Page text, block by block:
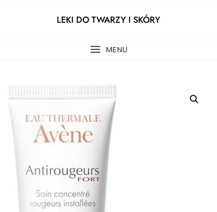
LEKI DO TWARZY I SKÓRY
MENU